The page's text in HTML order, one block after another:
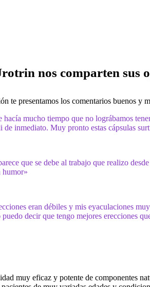
nos comparten sus
te presentamos los comentarios buenos y
mucho tiempo que no lográbamos
inmediato. Muy pronto estas cápsulas
que se debe al trabajo que realizo
humor»
eran débiles y mis eyaculaciones
decir que tengo mejores erecciones
muy eficaz y potente de componentes